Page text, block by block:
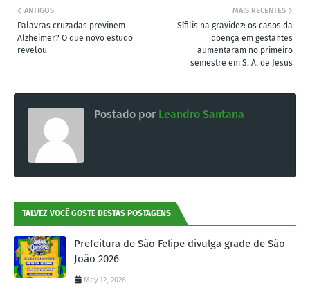
MAIS RECENTES
Sífilis na gravidez: os casos da
doença em gestantes
aumentaram no primeiro
semestre em S. A. de Jesus
ANTIGOS
Palavras cruzadas previnem
Alzheimer? O que novo estudo
revelou
Postado por Leandro Santana
TALVEZ VOCÊ GOSTE DESTAS POSTAGENS
Prefeitura de São Felipe divulga grade de São
João 2026
May 12, 2026